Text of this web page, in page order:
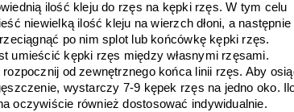
ilość kleju do rzęs na kępki rzęs. W tym celu
niewielką ilość kleju na wierzch dłoni, a następnie
po nim splot lub końcówkę kępki rzęs.
umieścić kępki rzęs między własnymi rzęsami.
rozpocznij od zewnętrznego końca linii rzęs. Aby
wystarczy 7-9 kępek rzęs na jedno oko.
oczywiście również dostosować indywidualnie.